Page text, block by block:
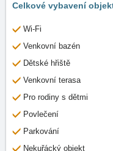
Celkové vybavení
Wi-Fi
Venkovní bazén
Dětské hřiště
Venkovní terasa
Pro rodiny s dětmi
Povlečení
Parkování
Nekuřácký objekt